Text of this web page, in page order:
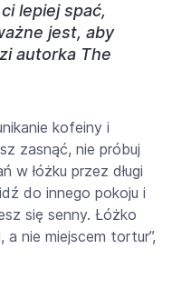
lepiej spać,
jest, aby
autorka The
kofeiny i
zasnąć, nie próbuj
w łóżku przez długi
do innego pokoju i
się senny. Łóżko
a nie miejscem tortur”,